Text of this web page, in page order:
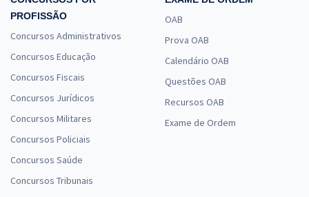
PROFISSÃO
Concursos Administrativos
Concursos Educação
Concursos Fiscais
Concursos Jurídicos
Concursos Militares
Concursos Policiais
Concursos Saúde
Concursos Tribunais
OAB
Prova OAB
Calendário OAB
Questões OAB
Recursos OAB
Exame de Ordem